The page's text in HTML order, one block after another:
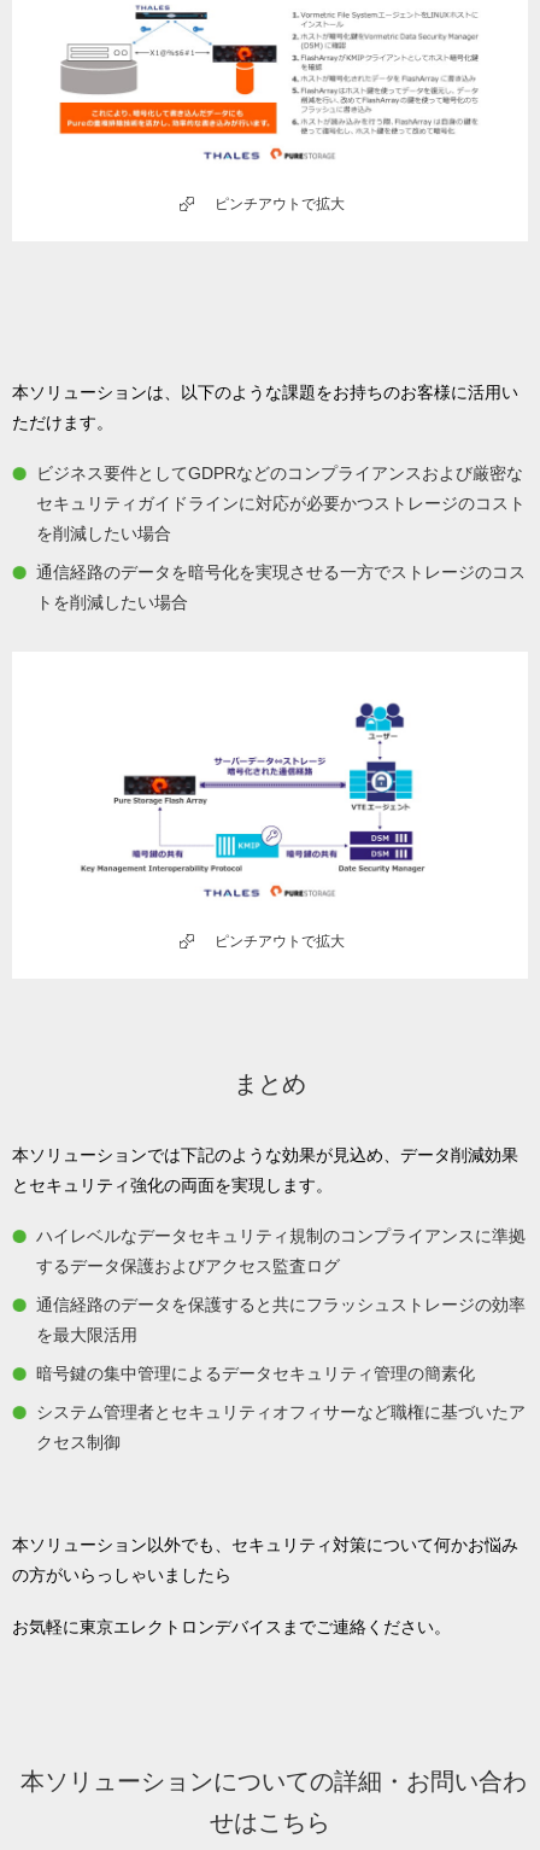
ピンチアウトで拡大
本ソリューションは、以下のような課題をお持ちのお客様に活用い
ただけます。
ビジネス要件としてGDPRなどのコンプライアンスおよび厳密な
セキュリティガイドラインに対応が必要かつストレージのコスト
を削減したい場合
通信経路のデータを暗号化を実現させる一方でストレージのコス
トを削減したい場合
ピンチアウトで拡大
まとめ
本ソリューションでは下記のような効果が見込め、データ削減効果
とセキュリティ強化の両面を実現します。
ハイレベルなデータセキュリティ規制のコンプライアンスに準拠
するデータ保護およびアクセス監査ログ
通信経路のデータを保護すると共にフラッシュストレージの効率
を最大限活用
暗号鍵の集中管理によるデータセキュリティ管理の簡素化
システム管理者とセキュリティオフィサーなど職権に基づいたア
クセス制御
本ソリューション以外でも、セキュリティ対策について何かお悩み
の方がいらっしゃいましたら
お気軽に東京エレクトロンデバイスまでご連絡ください。
本ソリューションについての詳細・お問い合わ
せはこちら